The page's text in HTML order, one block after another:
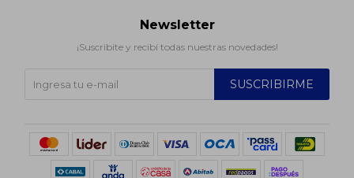
Newsletter
¡Suscribite y recibí todas nuestras novedades!
SUSCRIBIRME